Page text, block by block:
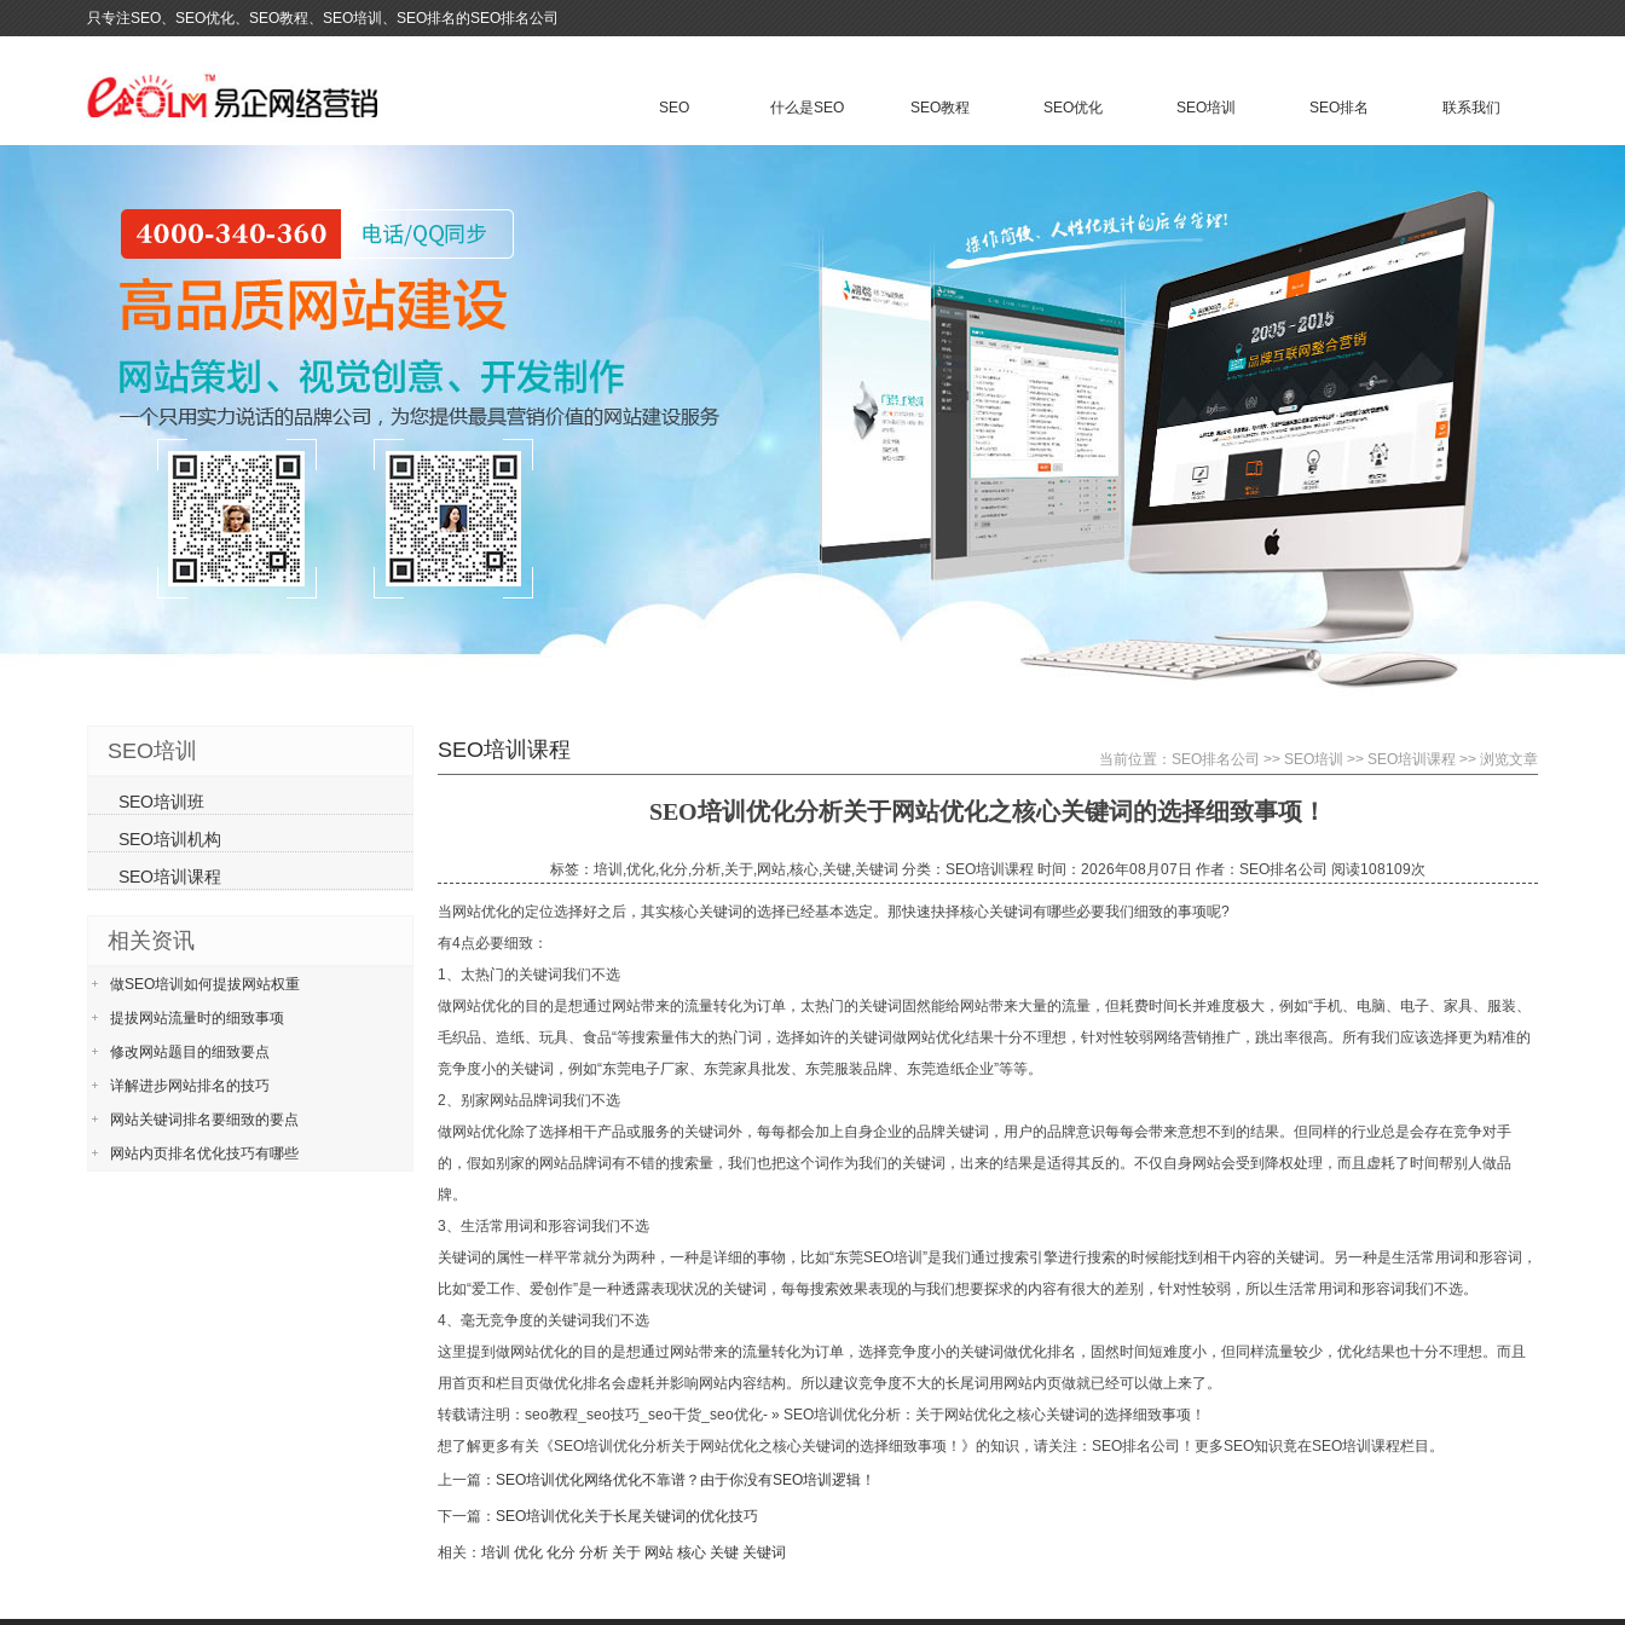
只专注SEO、SEO优化、SEO教程、SEO培训、SEO排名的SEO排名公司
SEO 什么是SEO SEO教程 SEO优化 SEO培训 SEO排名 联系我们
当前位置： SEO排名公司 >> SEO培训 >> SEO培训课程 >> 浏览文章
SEO培训课程
SEO培训优化分析关于网站优化之核心关键词的选择细致事项！
标签：培训,优化,化分,分析,关于,网站,核心,关键,关键词 分类：SEO培训课程 时间：2026年08月07日 作者：SEO排名公司 阅读108109次
当网站优化的定位选择好之后，其实核心关键词的选择已经基本选定。那快速抉择核心关键词有哪些必要我们细致的事项呢?
有4点必要细致：
1、太热门的关键词我们不选
做网站优化的目的是想通过网站带来的流量转化为订单，太热门的关键词固然能给网站带来大量的流量，但耗费时间长并难度极大，例如“手机、电脑、电子、家具、服装、
毛织品、造纸、玩具、食品“等搜索量伟大的热门词，选择如许的关键词做网站优化结果十分不理想，针对性较弱网络营销推广，跳出率很高。所有我们应该选择更为精准的
竞争度小的关键词，例如“东莞电子厂家、东莞家具批发、东莞服装品牌、东莞造纸企业”等等。
2、别家网站品牌词我们不选
做网站优化除了选择相干产品或服务的关键词外，每每都会加上自身企业的品牌关键词，用户的品牌意识每每会带来意想不到的结果。但同样的行业总是会存在竞争对手
的，假如别家的网站品牌词有不错的搜索量，我们也把这个词作为我们的关键词，出来的结果是适得其反的。不仅自身网站会受到降权处理，而且虚耗了时间帮别人做品
牌。
3、生活常用词和形容词我们不选
关键词的属性一样平常就分为两种，一种是详细的事物，比如“东莞SEO培训”是我们通过搜索引擎进行搜索的时候能找到相干内容的关键词。另一种是生活常用词和形容词，
比如“爱工作、爱创作”是一种透露表现状况的关键词，每每搜索效果表现的与我们想要探求的内容有很大的差别，针对性较弱，所以生活常用词和形容词我们不选。
4、毫无竞争度的关键词我们不选
这里提到做网站优化的目的是想通过网站带来的流量转化为订单，选择竞争度小的关键词做优化排名，固然时间短难度小，但同样流量较少，优化结果也十分不理想。而且
用首页和栏目页做优化排名会虚耗并影响网站内容结构。所以建议竞争度不大的长尾词用网站内页做就已经可以做上来了。
转载请注明：seo教程_seo技巧_seo干货_seo优化- » SEO培训优化分析：关于网站优化之核心关键词的选择细致事项！
想了解更多有关《SEO培训优化分析关于网站优化之核心关键词的选择细致事项！》的知识，请关注：SEO排名公司！更多SEO知识竟在SEO培训课程栏目。
上一篇： SEO培训优化网络优化不靠谱？由于你没有SEO培训逻辑！
下一篇： SEO培训优化关于长尾关键词的优化技巧
相关： 培训 优化 化分 分析 关于 网站 核心 关键 关键词
SEO培训
SEO培训班
SEO培训机构
SEO培训课程
相关资讯
做SEO培训如何提拔网站权重
提拔网站流量时的细致事项
修改网站题目的细致要点
详解进步网站排名的技巧
网站关键词排名要细致的要点
网站内页排名优化技巧有哪些